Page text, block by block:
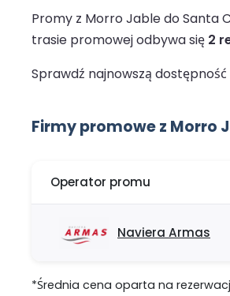
Promy z Morro Jable do Santa
trasie promowej odbywa się 2
Sprawdź najnowszą
Firmy promowe z Morro
Operator promu
Naviera Armas
*Średnia cena oparta na